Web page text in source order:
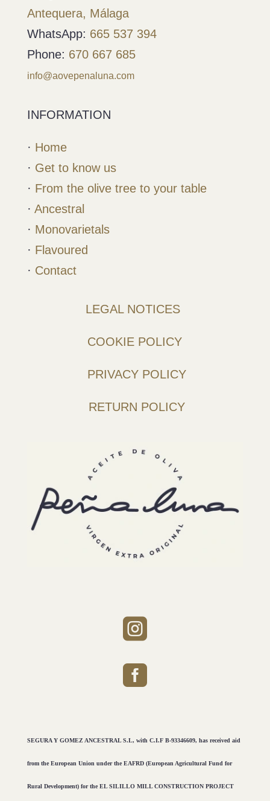
Antequera, Málaga
WhatsApp: 665 537 394
Phone: 670 667 685
info@aovepenaluna.com
INFORMATION
· Home
· Get to know us
· From the olive tree to your table
· Ancestral
· Monovarietals
· Flavoured
· Contact
LEGAL NOTICES
COOKIE POLICY
PRIVACY POLICY
RETURN POLICY


SEGURA Y GOMEZ ANCESTRAL S.L, with C.I.F B-93346609, has received aid
from the European Union under the EAFRD (European Agricultural Fund for
Rural Development) for the EL SILILLO MILL CONSTRUCTION PROJECT